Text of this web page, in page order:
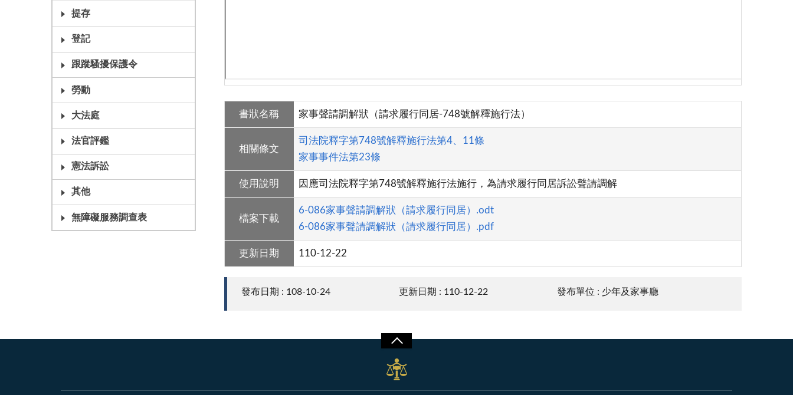
提存
登記
跟蹤騷擾保護令
勞動
大法庭
法官評鑑
憲法訴訟
其他
無障礙服務調查表
書狀名稱 家事聲請調解狀（請求履行同居-748號解釋施行法）
相關條文
司法院釋字第748號解釋施行法第4、11條
家事事件法第23條
使用說明 因應司法院釋字第748號解釋施行法施行，為請求履行同居訴訟聲請調解
檔案下載
6-086家事聲請調解狀（請求履行同居）.odt
6-086家事聲請調解狀（請求履行同居）.pdf
更新日期 110-12-22
發布日期 : 108-10-24 更新日期 : 110-12-22 發布單位 : 少年及家事廳